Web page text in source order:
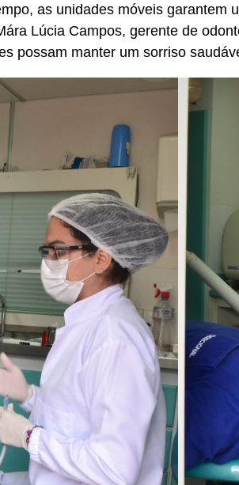
as unidades móveis
Lúcia Campos, gerente de
possam manter um sorriso